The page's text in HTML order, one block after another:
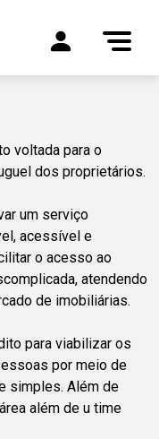
voltada para o
dos proprietários.
um serviço
acessível e
o acesso ao
atendendo
de imobiliárias.
para viabilizar os
por meio de
simples. Além de
além de u time